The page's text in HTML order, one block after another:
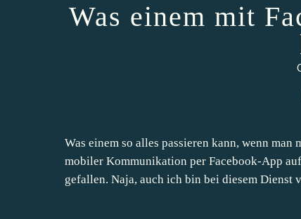
Was einem mit
Was einem so alles passieren kann, wenn
mobiler Kommunikation per Facebook-App
gefallen. Naja, auch ich bin bei diesem Dienst